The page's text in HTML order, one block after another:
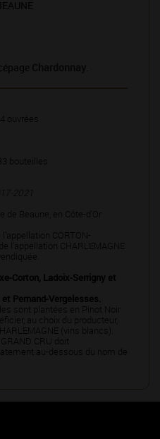
ouvrées
bouteilles
2021
de Beaune, en Côte-d’Or
CORTON-
l’appellation CHARLEMAGNE
Corton, Ladoix-Serrigny et
Pernand-Vergelesses.
sont plantées en Pinot Noir
au choix du producteur,
(vins blancs).
CRU doit
au-dessous du nom de